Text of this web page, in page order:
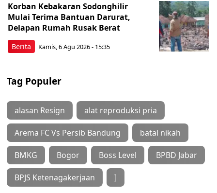
Berita
Korban Kebakaran Sodonghilir
Mulai Terima Bantuan Darurat,
Delapan Rumah Rusak Berat
Kamis, 6 Agu 2026 - 15:35
Tag Populer
alasan Resign alat reproduksi pria
Arema FC Vs Persib Bandung batal nikah
BMKG Bogor Boss Level BPBD Jabar
BPJS Ketenagakerjaan ]